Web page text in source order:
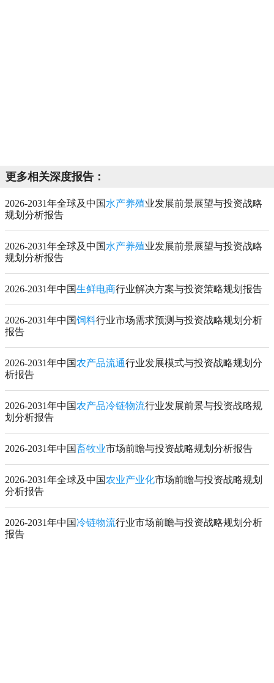
更多相关深度报告：
2026-2031年全球及中国 水产养殖业发展前景展望与投资战略
规划分析报告
2026-2031年全球及中国 水产养殖业发展前景展望与投资战略
规划分析报告
2026-2031年中国生鲜电商行业解决方案与投资策略规划报告
2026-2031年中国饲料行业市场需求预测与投资战略规划分析
报告
2026-2031年中国农产品流通行业发展模式与投资战略规划分
析报告
2026-2031年中国农产品冷链物流行业发展前景与投资战略规
划分析报告
2026-2031年中国畜牧业市场前瞻与投资战略规划分析报告
2026-2031年全球及中国农业产业化市场前瞻与投资战略规划
分析报告
2026-2031年中国冷链物流行业市场前瞻与投资战略规划分析
报告